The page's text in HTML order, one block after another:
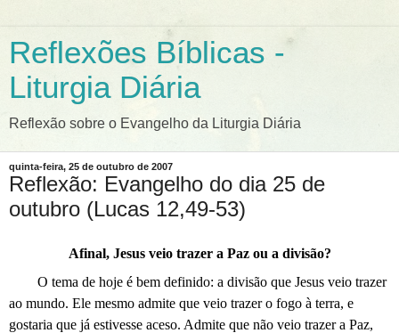
Reflexões Bíblicas -
Liturgia Diária
Reflexão sobre o Evangelho da Liturgia Diária
quinta-feira, 25 de outubro de 2007
Reflexão: Evangelho do dia 25 de
outubro (Lucas 12,49-53)
Afinal, Jesus veio trazer a Paz ou a divisão?
O tema de hoje é bem definido: a divisão que Jesus veio trazer
ao mundo. Ele mesmo admite que veio trazer o fogo à terra, e
gostaria que já estivesse aceso. Admite que não veio trazer a Paz,